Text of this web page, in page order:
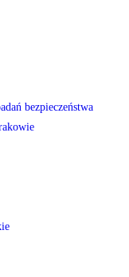
bezpieczeństwa